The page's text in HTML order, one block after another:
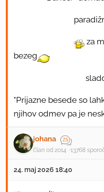
za
bezeg
sladoled,
"Prijazne besede so
njihov odmev pa je
johana
član od 2014 13768
24. maj 2026 18:40